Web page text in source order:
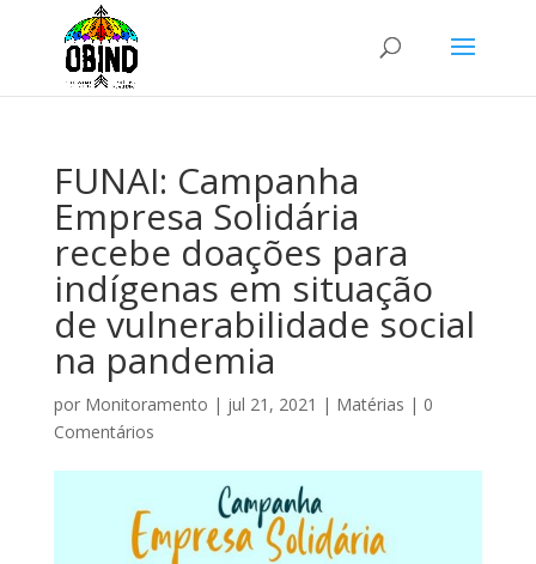
FUNAI: Campanha
Empresa Solidária
recebe doações para
indígenas em situação
de vulnerabilidade social
na pandemia
por Monitoramento | jul 21, 2021 | Matérias | 0
Comentários